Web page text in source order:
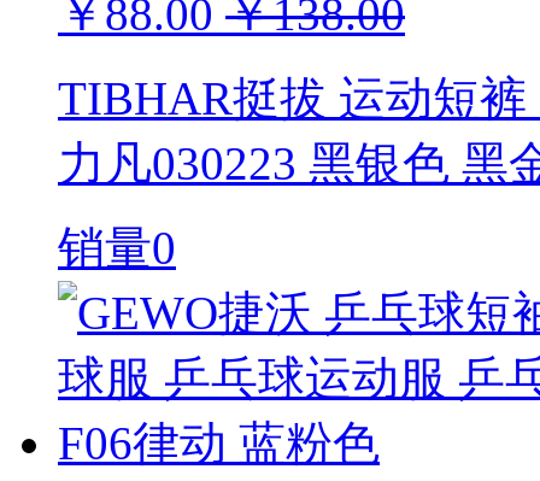
￥88.00 ￥138.00
TIBHAR挺拔 运动短
力凡030223 黑银色 黑
销量0